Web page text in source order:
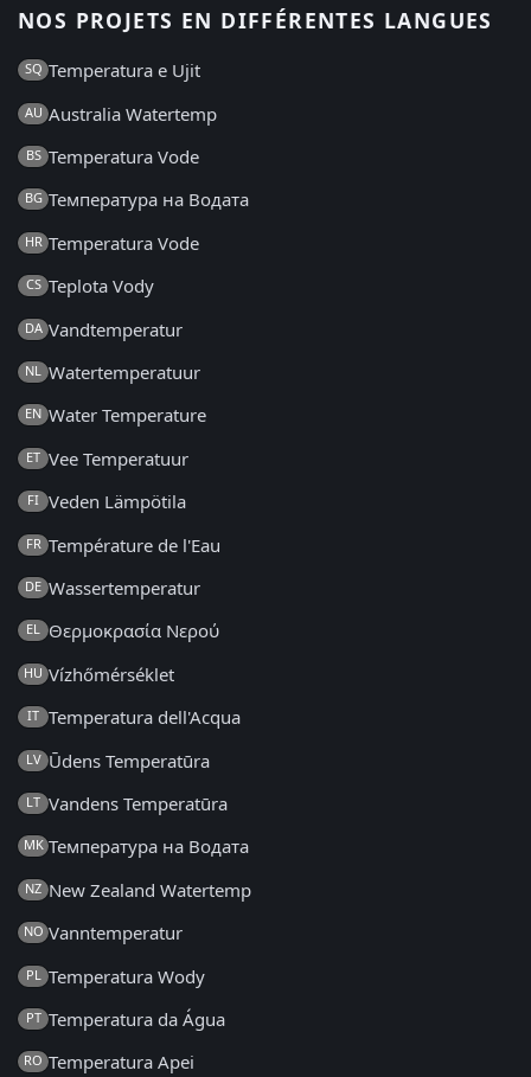
NOS PROJETS EN DIFFÉRENTES LANGUES
SQ Temperatura e Ujit
AU Australia Watertemp
BS Temperatura Vode
BG Температура на Водата
HR Temperatura Vode
CS Teplota Vody
DA Vandtemperatur
NL Watertemperatuur
EN Water Temperature
ET Vee Temperatuur
FI Veden Lämpötila
FR Température de l'Eau
DE Wassertemperatur
EL Θερμοκρασία Νερού
HU Vízhőmérséklet
IT Temperatura dell'Acqua
LV Ūdens Temperatūra
LT Vandens Temperatūra
MK Температура на Водата
NZ New Zealand Watertemp
NO Vanntemperatur
PL Temperatura Wody
PT Temperatura da Água
RO Temperatura Apei